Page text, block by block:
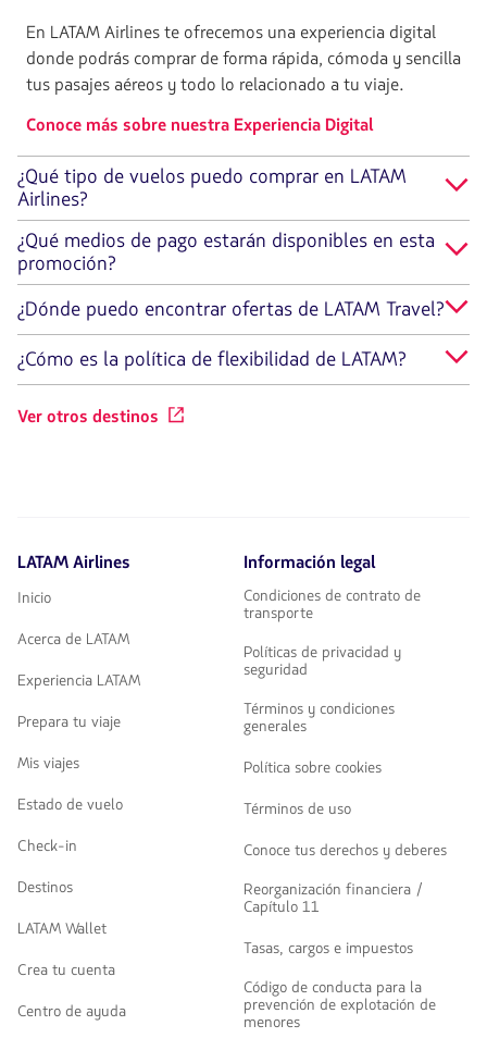
En LATAM Airlines te ofrecemos una experiencia digital
donde podrás comprar de forma rápida, cómoda y sencilla
tus pasajes aéreos y todo lo relacionado a tu viaje.
Conoce más sobre nuestra Experiencia Digital
¿Qué tipo de vuelos puedo comprar en LATAM
Airlines?
¿Qué medios de pago estarán disponibles en esta
promoción?
¿Dónde puedo encontrar ofertas de LATAM Travel?
¿Cómo es la política de flexibilidad de LATAM?
Ver otros destinos
LATAM Airlines
Inicio
Acerca de LATAM
Experiencia LATAM
Prepara tu viaje
Mis viajes
Estado de vuelo
Check-in
Destinos
LATAM Wallet
Crea tu cuenta
Centro de ayuda
Información legal
Condiciones de contrato de
transporte
Políticas de privacidad y
seguridad
Términos y condiciones
generales
Política sobre cookies
Términos de uso
Conoce tus derechos y deberes
Reorganización financiera /
Capítulo 11
Tasas, cargos e impuestos
Código de conducta para la
prevención de explotación de
menores